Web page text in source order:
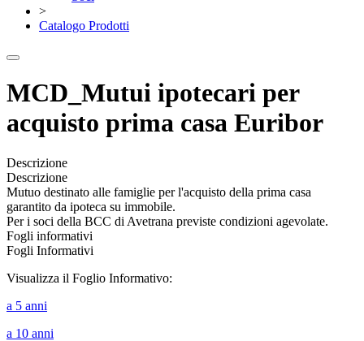
>
Catalogo Prodotti
MCD_Mutui ipotecari per
acquisto prima casa Euribor
Descrizione
Descrizione
Mutuo destinato alle famiglie per l'acquisto della prima casa
garantito da ipoteca su immobile.
Per i soci della BCC di Avetrana previste condizioni agevolate.
Fogli informativi
Fogli Informativi
Visualizza il Foglio Informativo:
a 5 anni
a 10 anni